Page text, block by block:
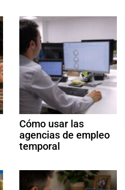
Cómo usar las
agencias de empleo
temporal